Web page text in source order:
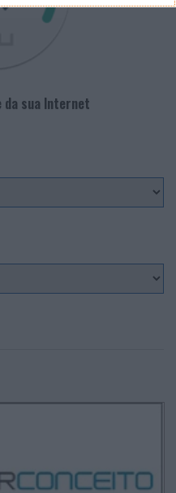
da sua Internet